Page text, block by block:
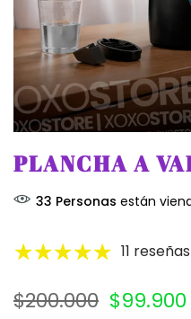
PLANCHA A
31 Personasestán
11 reseñas
$200.000 $99.900